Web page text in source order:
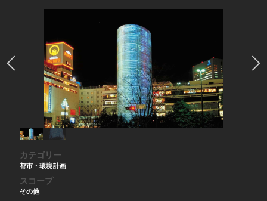
カテゴリー
都市・環境計画
スコープ
その他